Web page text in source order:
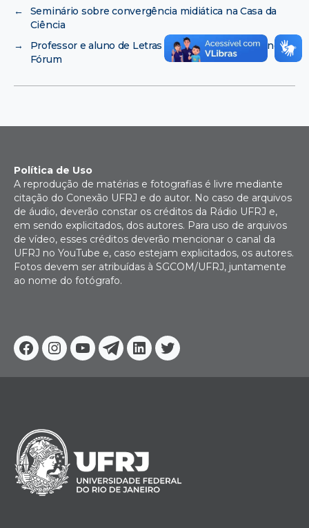
←
Seminário sobre convergência midiática na Casa da
Ciência
→
Professor e aluno de Letras da UFRJ lançam livro no
Fórum
Facebook
Instagram
YoutubeTelegram
Linkedin
Twitter
Política de Uso
A reprodução de matérias e fotografias é livre mediante
citação do Conexão UFRJ e do autor. No caso de arquivos
de áudio, deverão constar os créditos da Rádio UFRJ e,
em sendo explicitados, dos autores. Para uso de arquivos
de vídeo, esses créditos deverão mencionar o canal da
UFRJ no YouTube e, caso estejam explicitados, os autores.
Fotos devem ser atribuídas à SGCOM/UFRJ, juntamente
ao nome do fotógrafo.